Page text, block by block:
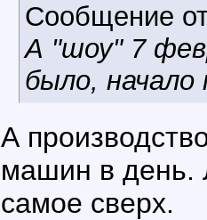
Сообщение
А "шоу" 7
было, начало
А
машин в день.
самое сверх.